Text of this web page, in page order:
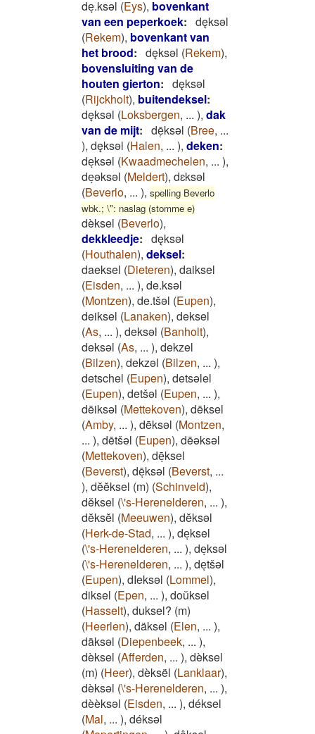
deͅ.ksəl (Eys), bovenkant
van een peperkoek: dęksǝl
(Rekem), bovenkant van
het brood: dęksǝl (Rekem),
bovensluiting van de
houten gierton: dęksǝl
(Rijckholt), buitendeksel:
dęksǝl (Loksbergen, ... ), dak
van de mijt: dē̜ksǝl (Bree, ...
), dęksǝl (Halen, ... ), deken:
deͅksəl (Kwaadmechelen, ... ),
deͅəksəl (Meldert), dɛksəl
(Beverlo, ... ), spelling Beverlo
wbk.; \": naslag (stomme e)
dèksel (Beverlo),
dekkleedje: dęksǝl
(Houthalen), deksel:
daeksel (Dieteren), daiksel
(Eisden, ... ), de.ksəl
(Montzen), de.tšəl (Eupen),
deiksel (Lanaken), deksel
(As, ... ), deksǝl (Banholt),
deksəl (As, ... ), dekzel
(Bilzen), dekzəl (Bilzen, ... ),
detschel (Eupen), detsəlel
(Eupen), detšəl (Eupen, ... ),
dēiksəl (Mettekoven), dēksel
(Amby, ... ), dēksəl (Montzen,
... ), dētšəl (Eupen), dēəksəl
(Mettekoven), dēͅksel
(Beverst), dēͅksəl (Beverst, ...
), dĕĕksel (m) (Schinveld),
dĕksel (\'s-Herenelderen, ... ),
dĕksĕl (Meeuwen), dĕksəl
(Herk-de-Stad, ... ), deͅksel
(\'s-Herenelderen, ... ), deͅksəl
(\'s-Herenelderen, ... ), deͅtšəl
(Eupen), dIeksəl (Lommel),
diksel (Epen, ... ), doŭksel
(Hasselt), duksel? (m)
(Heerlen), däksel (Elen, ... ),
däksəl (Diepenbeek, ... ),
dèksel (Afferden, ... ), dèksel
(m) (Heer), dèksël (Lanklaar),
dèksəl (\'s-Herenelderen, ... ),
dèèksəl (Eisden, ... ), déksel
(Mal, ... ), déksəl